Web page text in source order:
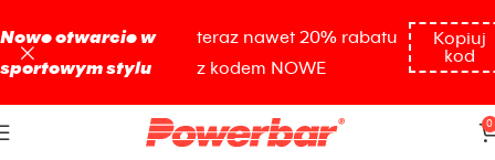
0
regeneraja
Nowe otwarcie w
sportowym stylu
teraz nawet 20% rabatu
z kodem NOWE
Kopiuj
kod